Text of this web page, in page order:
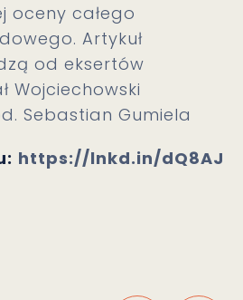
oceny całego
Artykuł
od eksertów
Wojciechowski
Sebastian Gumiela
https://lnkd.in/dQ8AJ